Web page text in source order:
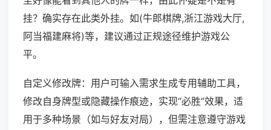
挂？确实存在此类外挂。如(牛郎棋牌,浙江游戏大厅,
阿当福建麻将)等，建议通过正规途径维护游戏公
平。
自定义修改牌：用户可输入需求生成专用辅助工具，
修改自身牌型或隐藏操作痕迹，实现“必胜”效果，适
用于多种场景（如与好友对局），但需注意遵守游戏